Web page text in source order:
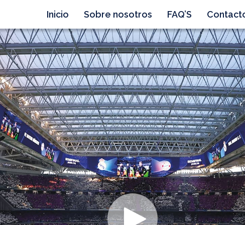
Inicio Sobre nosotros FAQ’S